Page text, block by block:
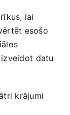
lai
‌esošo
⁢datu
krājumi